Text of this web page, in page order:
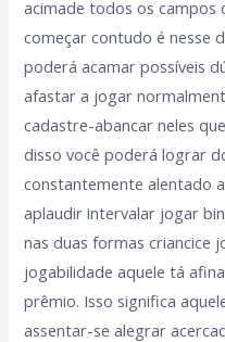
acimade todos os campos
começar contudo é nesse
poderá acamar possíveis
afastar a jogar
cadastre-abancar neles
disso você poderá lograr
constantemente alentado
aplaudir intervalar jogar
nas duas formas criancice
jogabilidade aquele tá
prêmio. Isso significa
assentar-se alegrar